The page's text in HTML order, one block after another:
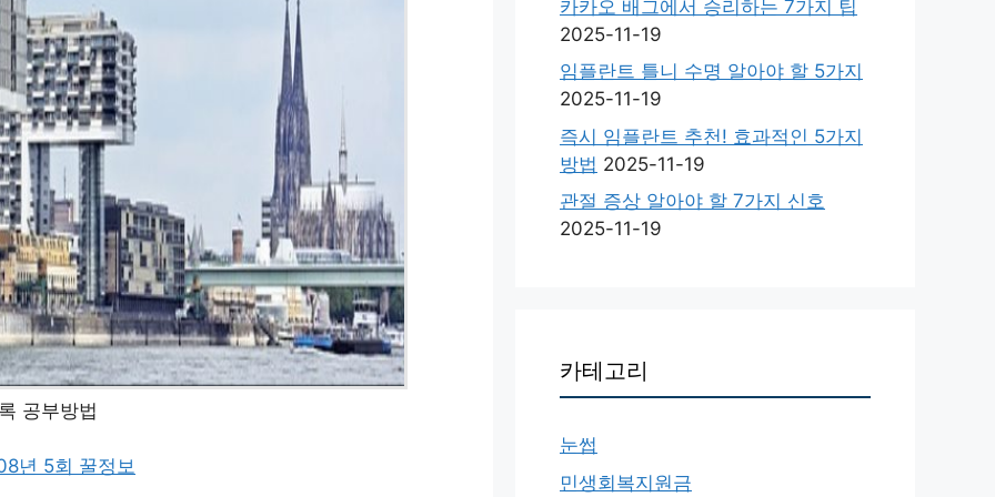
공부방법
년 5회 꿀정보
카카오 배그에서 승리하는 7가지 팁
2025-11-19
임플란트 틀니 수명 알아야 할 5가지
2025-11-19
즉시 임플란트 추천! 효과적인 5가지
방법 2025-11-19
관절 증상 알아야 할 7가지 신호
2025-11-19
카테고리
눈썹
민생회복지원금